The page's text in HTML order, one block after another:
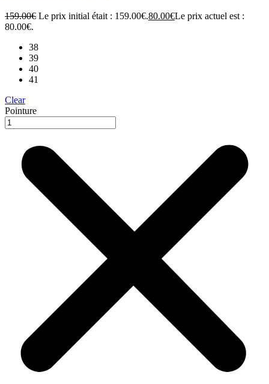
159.00€ Le prix initial était : 159.00€.80.00€Le prix actuel est :
80.00€.
38
39
40
41
Clear
Pointure